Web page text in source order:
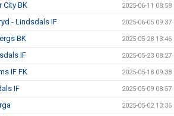
City BK 2025-06-11 08:58
- Lindsdals IF 2025-06-05 09:37
BK 2025-05-28 13:46
IF 2025-05-23 08:27
IF FK 2025-05-18 09:38
IF 2025-05-09 08:57
2025-05-02 13:36